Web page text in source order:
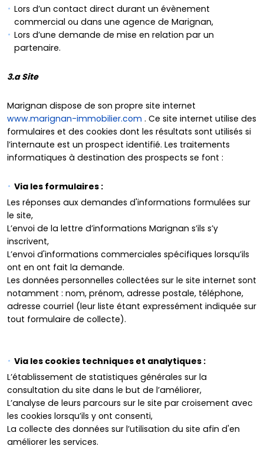
Lors d’un contact direct durant un évènement
commercial ou dans une agence de Marignan,
Lors d’une demande de mise en relation par un
partenaire.
3.a Site
Marignan dispose de son propre site internet
www.marignan-immobilier.com . Ce site internet utilise des
formulaires et des cookies dont les résultats sont utilisés si
l’internaute est un prospect identifié. Les traitements
informatiques à destination des prospects se font :
Via les formulaires :
Les réponses aux demandes d'informations formulées sur
le site,
L’envoi de la lettre d’informations Marignan s’ils s’y
inscrivent,
L’envoi d'informations commerciales spécifiques lorsqu’ils
ont en ont fait la demande.
Les données personnelles collectées sur le site internet sont
notamment : nom, prénom, adresse postale, téléphone,
adresse courriel (leur liste étant expressément indiquée sur
tout formulaire de collecte).
Via les cookies techniques et analytiques :
L’établissement de statistiques générales sur la
consultation du site dans le but de l’améliorer,
L’analyse de leurs parcours sur le site par croisement avec
les cookies lorsqu’ils y ont consenti,
La collecte des données sur l’utilisation du site afin d'en
améliorer les services.